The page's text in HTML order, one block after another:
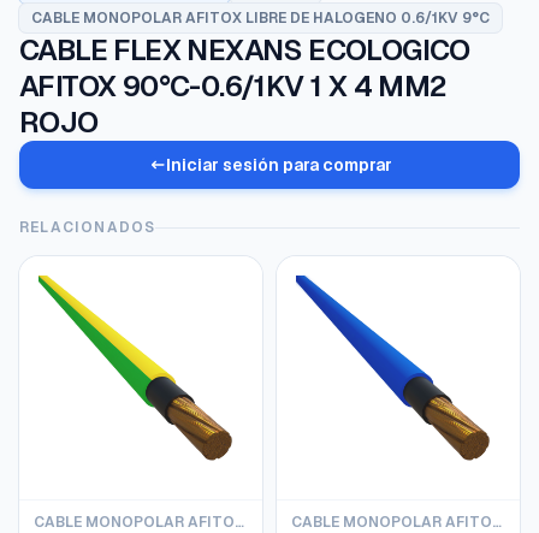
CABLE MONOPOLAR AFITOX LIBRE DE HALOGENO 0.6/1KV 9°C
CABLE FLEX NEXANS ECOLOGICO
AFITOX 90°C-0.6/1KV 1 X 4 MM2
ROJO
Iniciar sesión para comprar
RELACIONADOS
CABLE MONOPOLAR AFITOX LIBRE DE HALOGENO 0.6/1KV 9°C
CABLE MONOPOLAR AFITOX LIBRE DE HALOGENO 0.6/1KV 9°C